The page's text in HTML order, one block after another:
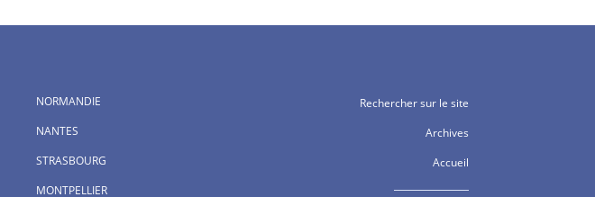
NORMANDIE
NANTES
STRASBOURG
MONTPELLIER
Rechercher sur le site
Archives
Accueil